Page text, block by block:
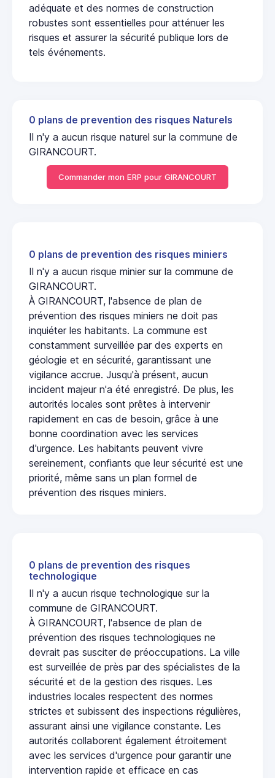
adéquate et des normes de construction
robustes sont essentielles pour atténuer les
risques et assurer la sécurité publique lors de
tels événements.
0 plans de prevention des risques Naturels
Il n'y a aucun risque naturel sur la commune de
GIRANCOURT.
Commander mon ERP pour GIRANCOURT
0 plans de prevention des risques miniers
Il n'y a aucun risque minier sur la commune de
GIRANCOURT.
À GIRANCOURT, l'absence de plan de
prévention des risques miniers ne doit pas
inquiéter les habitants. La commune est
constamment surveillée par des experts en
géologie et en sécurité, garantissant une
vigilance accrue. Jusqu'à présent, aucun
incident majeur n'a été enregistré. De plus, les
autorités locales sont prêtes à intervenir
rapidement en cas de besoin, grâce à une
bonne coordination avec les services
d'urgence. Les habitants peuvent vivre
sereinement, confiants que leur sécurité est une
priorité, même sans un plan formel de
prévention des risques miniers.
0 plans de prevention des risques
technologique
Il n'y a aucun risque technologique sur la
commune de GIRANCOURT.
À GIRANCOURT, l'absence de plan de
prévention des risques technologiques ne
devrait pas susciter de préoccupations. La ville
est surveillée de près par des spécialistes de la
sécurité et de la gestion des risques. Les
industries locales respectent des normes
strictes et subissent des inspections régulières,
assurant ainsi une vigilance constante. Les
autorités collaborent également étroitement
avec les services d'urgence pour garantir une
intervention rapide et efficace en cas